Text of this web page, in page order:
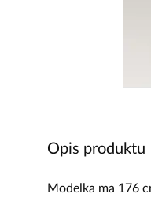
Opis produktu
Modelka ma 176